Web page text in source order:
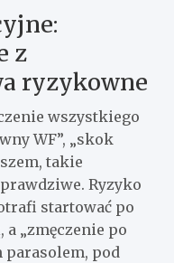
z
ryzykowne
wszystkiego
WF”, „skok
takie
Ryzyko
startować po
„zmęczenie po
parasolem, pod